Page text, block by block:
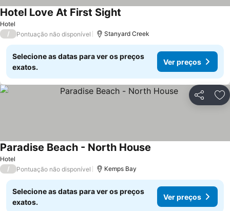
Hotel
Hotel Love At First Sight
/ Pontuação não disponível Stanyard Creek
Selecione as datas para ver os preços
exatos.
Ver preços
Partilhar
Hotel
Paradise Beach - North House
/ Pontuação não disponível Kemps Bay
Selecione as datas para ver os preços
exatos.
Ver preços